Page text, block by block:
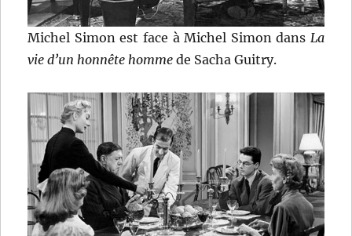
Michel Simon est face à Michel Simon dans La
vie d’un honnête homme de Sacha Guitry.